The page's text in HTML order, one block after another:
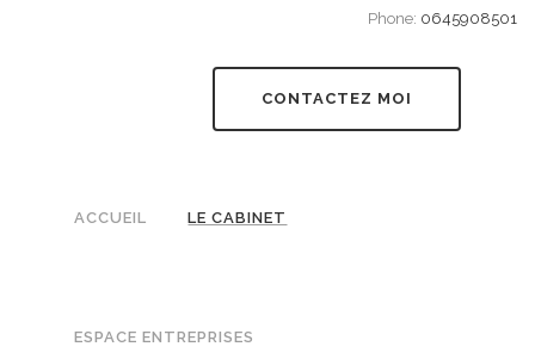
Phone: 0645908501
CONTACTEZ MOI
ACCUEIL LE CABINET
ESPACE ENTREPRISES